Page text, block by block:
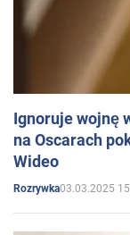
Ignoruje wojnę
na Oscarach
Wideo
Rozrywka03.03.2025